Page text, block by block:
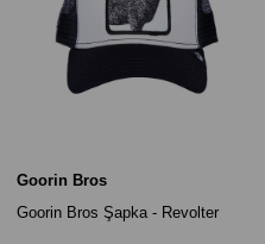
Goorin Bros
Goorin Bros Şapka - Revolter